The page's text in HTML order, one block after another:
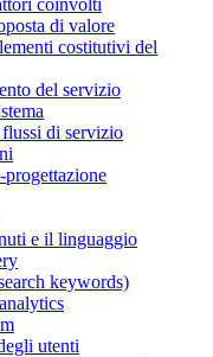
di valore
costitutivi del
del servizio
flussi di servizio
e il linguaggio
keywords)
utenti